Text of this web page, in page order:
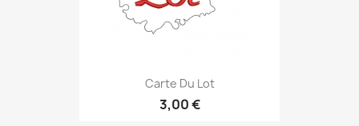
Carte Du Lot
3,00 €